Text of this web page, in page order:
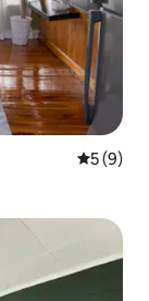
5 (9)